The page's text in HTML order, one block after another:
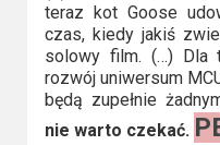
Apple
TV
+
teraz kot Goose
czas, kiedy jakiś
solowy film. (…) Dla
rozwój uniwersum
będą zupełnie
nie warto czekać.